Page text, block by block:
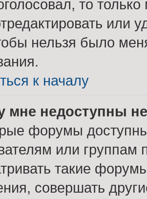
то
или
нельзя было
к началу
мне недоступны
форумы
или группам
такие
совершать